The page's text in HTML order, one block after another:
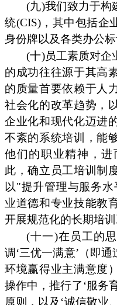
(九)我们致力于构
统(CIS)，其中包括企
身份牌以及各类办公标
(十)员工素质对企
的成功往往源于其高
的质量首要依赖于人
社会化的改革趋势，
企业化和现代化迈进
不紊的系统培训，能
他们的职业精神，进
此，确立员工培训制
以"提升管理与服务
业道德和专业技能教
开展规范化的长期培训
(十一)在员工的
调‘三优一满意’（即
环境赢得业主满意度
操作中，推行了‘服务
原则，以及‘诚信敬业